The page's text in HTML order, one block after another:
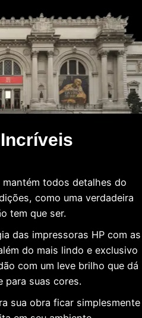
mantém todos detalhes do
como uma verdadeira
tem que ser.
das impressoras HP com as
do mais lindo e exclusivo
com um leve brilho que dá
para suas cores.
sua obra ficar simplesmente